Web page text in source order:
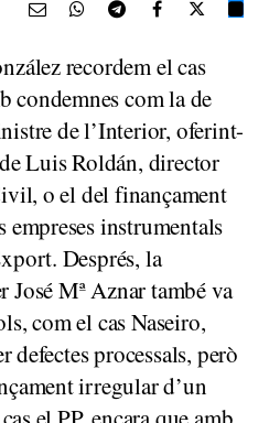
recordem el cas
condemnes com la de
de l’Interior, oferint-
Luis Roldán, director
o el del finançament
empreses instrumentals
Després, la
José Mª Aznar també va
com el cas Naseiro,
processals, però
irregular d’un